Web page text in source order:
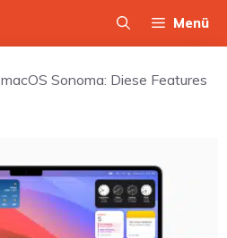
Menü
macOS Sonoma: Diese Features